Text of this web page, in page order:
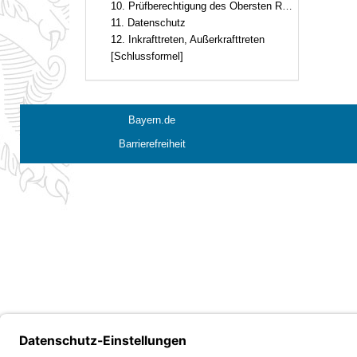
10. Prüfberechtigung des Obersten Rechnungshofs
11. Datenschutz
12. Inkrafttreten, Außerkrafttreten
[Schlussformel]
Bayern.de
Barrierefreiheit